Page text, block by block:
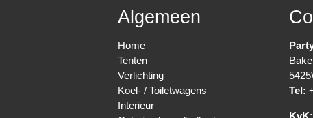
Algemeen
Home
Tenten
Verlichting
Koel- / Toiletwagens
Interieur
Tel:
KvK: